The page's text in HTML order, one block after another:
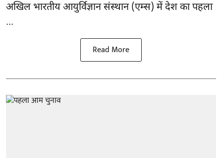
अखिल भारतीय आयुर्विज्ञान संस्थान (एम्स) में देश का पहला
...
Read More